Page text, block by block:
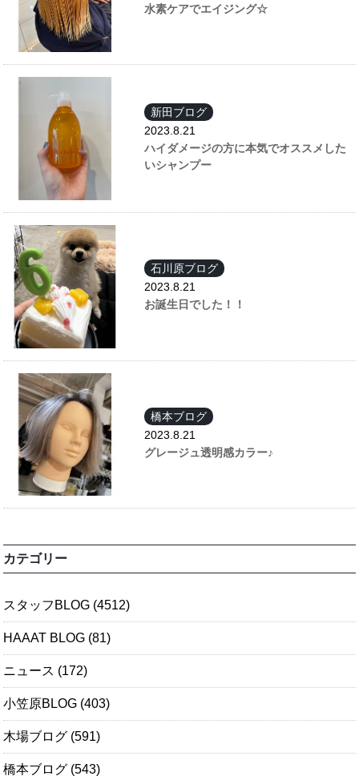
水素ケアでエイジング☆
新田ブログ
2023.8.21
ハイダメージの方に本気でオススメした
いシャンプー
石川原ブログ
2023.8.21
お誕生日でした！！
橋本ブログ
2023.8.21
グレージュ透明感カラー♪
カテゴリー
スタッフBLOG (4512)
HAAAT BLOG (81)
ニュース (172)
小笠原BLOG (403)
木場ブログ (591)
橋本ブログ (543)